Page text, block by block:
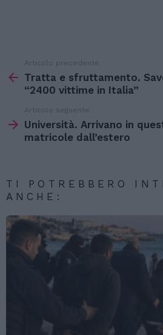
di
Articolo precedente
Tratta e sfruttamento.
“2400 vittime in Italia”
Articolo seguente
Università. Arrivano in
matricole dall’estero
TI POTREBBERO
ANCHE: